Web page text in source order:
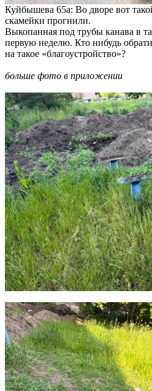
Куйбышева 65а: Во дворе вот
скамейки прогнили.
Выкопанная под трубы канава в
первую неделю. Кто нибудь
на такое «благоустройство»?
больше фото в приложении